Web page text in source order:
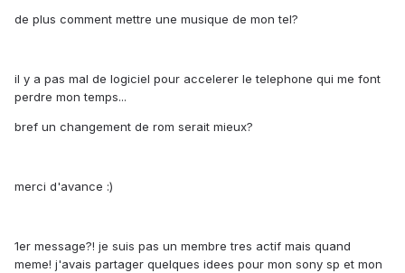
de plus comment mettre une musique de mon tel?
il y a pas mal de logiciel pour accelerer le telephone qui me font
perdre mon temps...
bref un changement de rom serait mieux?
merci d'avance :)
1er message?! je suis pas un membre tres actif mais quand
meme! j'avais partager quelques idees pour mon sony sp et mon